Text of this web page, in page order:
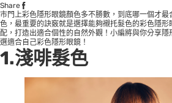
Share
市門上彩色隱形眼鏡顏色多不勝數，到底哪一個才
色，最重要的訣竅就是選擇能夠襯托髮色的彩色隱
配，打造出適合個性的自然外觀！小編將與你分享
選適合自己彩色隱形眼鏡！
1.淺啡髮色